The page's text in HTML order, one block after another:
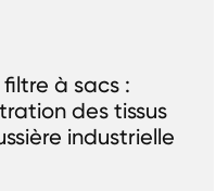
à sacs :
des tissus
industrielle